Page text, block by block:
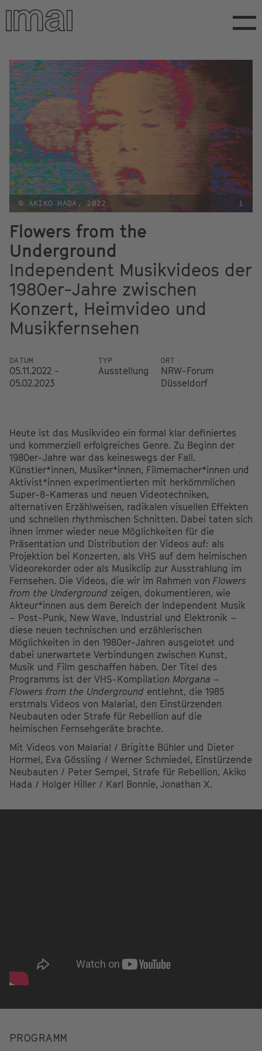
Direkt
zum
Inhalt
© AKIKO HADA, 2022 i
Flowers from the
Underground
Independent Musikvideos der
1980er-Jahre zwischen
Konzert, Heimvideo und
Musikfernsehen
DATUM
05.11.2022 -
05.02.2023
TYP
Ausstellung
ORT
NRW-Forum
Düsseldorf
Heute ist das Musikvideo ein formal klar definiertes
und kommerziell erfolgreiches Genre. Zu Beginn der
1980er-Jahre war das keineswegs der Fall.
Künstler*innen, Musiker*innen, Filmemacher*innen und
Aktivist*innen experimentierten mit herkömmlichen
Super-8-Kameras und neuen Videotechniken,
alternativen Erzählweisen, radikalen visuellen Effekten
und schnellen rhythmischen Schnitten. Dabei taten sich
ihnen immer wieder neue Möglichkeiten für die
Präsentation und Distribution der Videos auf: als
Projektion bei Konzerten, als VHS auf dem heimischen
Videorekorder oder als Musikclip zur Ausstrahlung im
Fernsehen. Die Videos, die wir im Rahmen von Flowers
from the Underground zeigen, dokumentieren, wie
Akteur*innen aus dem Bereich der Independent Musik
– Post-Punk, New Wave, Industrial und Elektronik –
diese neuen technischen und erzählerischen
Möglichkeiten in den 1980er-Jahren ausgelotet und
dabei unerwartete Verbindungen zwischen Kunst,
Musik und Film geschaffen haben. Der Titel des
Programms ist der VHS-Kompilation Morgana –
Flowers from the Underground entlehnt, die 1985
erstmals Videos von Malaria!, den Einstürzenden
Neubauten oder Strafe für Rebellion auf die
heimischen Fernsehgeräte brachte.
Mit Videos von Malaria! / Brigitte Bühler und Dieter
Hormel, Eva Gössling / Werner Schmiedel, Einstürzende
Neubauten / Peter Sempel, Strafe für Rebellion, Akiko
Hada / Holger Hiller / Karl Bonnie, Jonathan X.
PROGRAMM